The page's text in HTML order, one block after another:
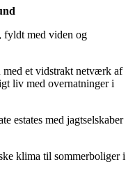
fyldt med viden og
et vidstrakt netværk af
liv med overnatninger i
estates med jagtselskaber
klima til sommerboliger i